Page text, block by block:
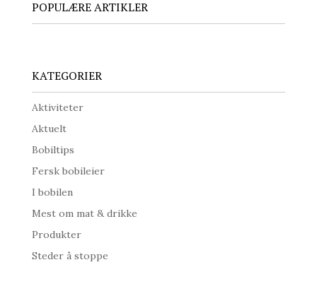
POPULÆRE ARTIKLER
KATEGORIER
Aktiviteter
Aktuelt
Bobiltips
Fersk bobileier
I bobilen
Mest om mat & drikke
Produkter
Steder å stoppe